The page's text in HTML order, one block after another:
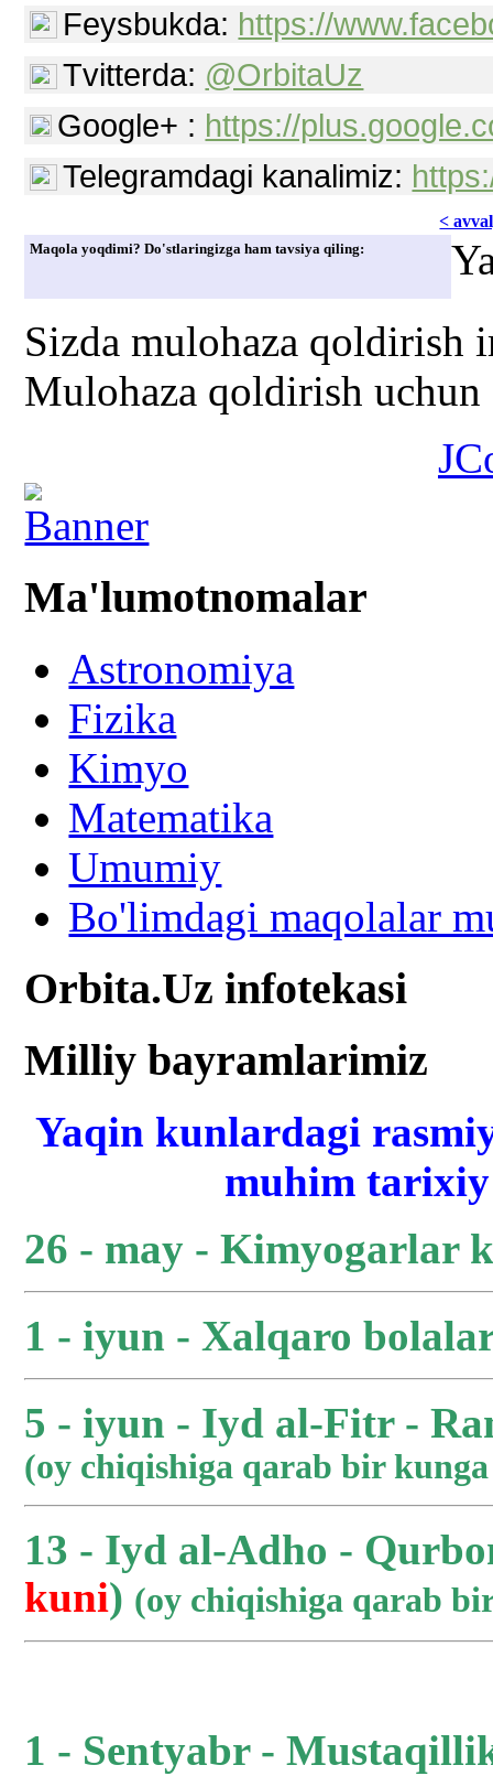
Feysbukda: https://
Tvitterda: @OrbitaUz
Google+ : https://
Telegramdagi kanalimiz:
<
Maqola yoqdimi? Do'stlaringizga ham tavsiya qiling:
Sizda mulohaza qoldirish
Mulohaza qoldirish
Ma'lumotnomalar
Astronomiya
Fizika
Kimyo
Matematika
Umumiy
Bo'limdagi maqolalar
Orbita.Uz infotekasi
Milliy bayramlarimiz
Yaqin kunlardagi
muhim
26 - may - Kimyogarlar
1 - iyun - Xalqaro
5 - iyun - Iyd al-Fitr -
(oy chiqishiga qarab bir
13 - Iyd al-Adho -
kuni) (oy chiqishiga qarab
1 - Sentyabr -